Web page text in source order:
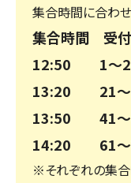
集合時間に合わせ
集合時間 受
12:50 1～
13:20 21～
13:50 41～
14:20 61～
※それぞれの集合